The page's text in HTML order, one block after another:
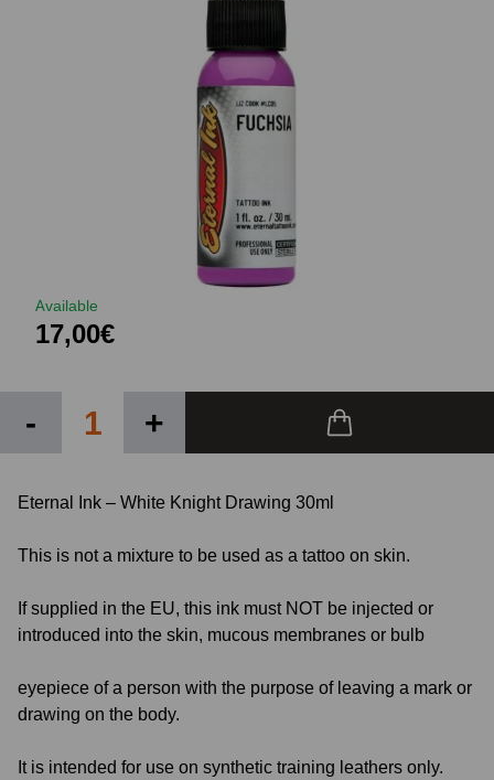
Available
17,00€
- +
Eternal Ink – White Knight Drawing 30ml
This is not a mixture to be used as a tattoo on skin.
If supplied in the EU, this ink must NOT be injected or
introduced into the skin, mucous membranes or bulb
eyepiece of a person with the purpose of leaving a mark or
drawing on the body.
It is intended for use on synthetic training leathers only.